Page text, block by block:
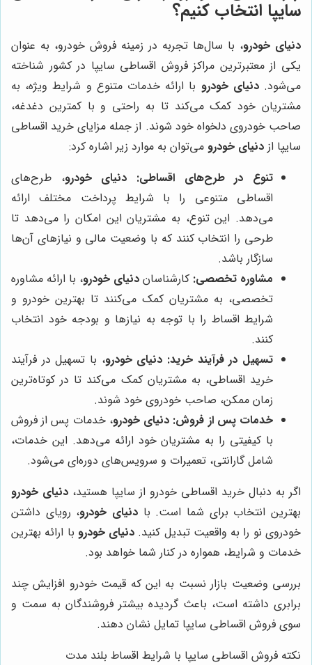
سایپا انتخاب کنیم؟
دنیای خودرو، با سال‌ها تجربه در زمینه فروش خودرو، به عنوان
یکی از معتبرترین مراکز فروش اقساطی سایپا در کشور شناخته
می‌شود.دنیای خودرو با ارائه خدمات متنوع و شرایط ویژه، به
مشتریان خود کمک می‌کند تا به راحتی و با کمترین دغدغه،
صاحب خودروی دلخواه خود شوند. از جمله مزایای خرید اقساطی
سایپا از دنیای خودرو می‌توان به موارد زیر اشاره کرد:
تنوع در طرح‌های اقساطی: دنیای خودرو، طرح‌های
اقساطی متنوعی را با شرایط پرداخت مختلف ارائه
می‌دهد. این تنوع، به مشتریان این امکان را می‌دهد تا
طرحی را انتخاب کنند که با وضعیت مالی و نیازهای آن‌ها
سازگار باشد.
مشاوره تخصصی: کارشناسان دنیای خودرو، با ارائه مشاوره
تخصصی، به مشتریان کمک می‌کنند تا بهترین خودرو و
شرایط اقساط را با توجه به نیازها و بودجه خود انتخاب
کنند.
تسهیل در فرآیند خرید: دنیای خودرو، با تسهیل در فرآیند
خرید اقساطی، به مشتریان کمک می‌کند تا در کوتاه‌ترین
زمان ممکن، صاحب خودروی خود شوند.
خدمات پس از فروش: دنیای خودرو، خدمات پس از فروش
با کیفیتی را به مشتریان خود ارائه می‌دهد. این خدمات،
شامل گارانتی، تعمیرات و سرویس‌های دوره‌ای می‌شود.
اگر به دنبال خرید اقساطی خودرو از سایپا هستید، دنیای خودرو
بهترین انتخاب برای شما است. با دنیای خودرو، رویای داشتن
خودروی نو را به واقعیت تبدیل کنید. دنیای خودرو با ارائه بهترین
خدمات و شرایط، همواره در کنار شما خواهد بود.
بررسی وضعیت بازار نسبت به این که قیمت خودرو افزایش چند
برابری داشته است، باعث گردیده بیشتر فروشندگان به سمت و
سوی فروش اقساطی سایپا تمایل نشان دهند.
نکته فروش اقساطی سایپا با شرایط اقساط بلند مدت